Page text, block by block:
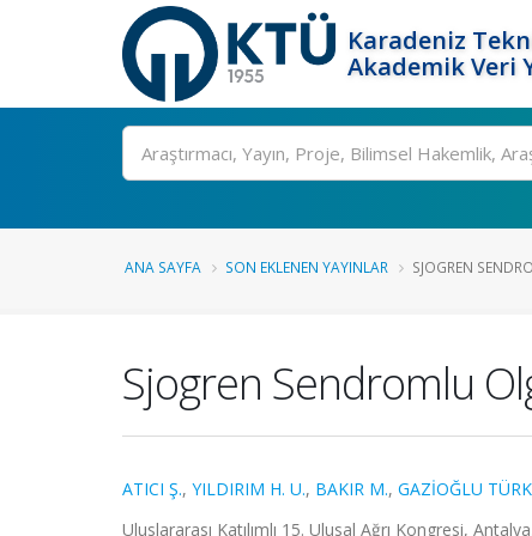
Karadeniz
Akademik Veri
Ara
ANA SAYFA SON EKLENEN YAYINLAR SJOGREN
Sjogren Sendromlu
ATICI Ş., YILDIRIM H. U., BAKIR M., GAZİOĞLU
Uluslararası Katılımlı 15. Ulusal Ağrı Kongresi,